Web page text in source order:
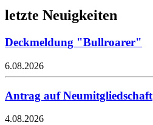
letzte Neuigkeiten
Deckmeldung "Bullroarer"
6.08.2026
Antrag auf Neumitgliedschaft
4.08.2026